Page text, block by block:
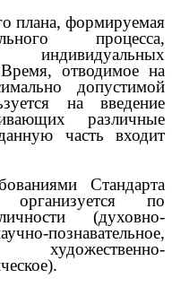
плана, формируемая
процесса,
индивидуальных
отводимое на
допустимой
на введение
различные
часть входит
Стандарта
организуется по
(духовно-
познавательное,
художественно-